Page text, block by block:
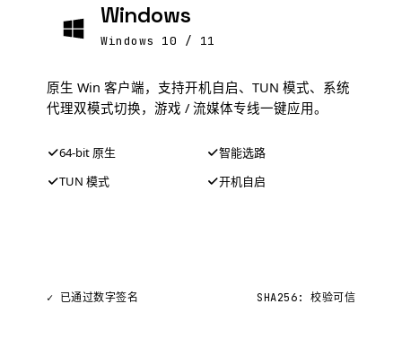
Windows
Windows 10 / 11
原生 Win 客户端，支持开机自启、TUN 模式、系统
代理双模式切换，游戏 / 流媒体专线一键应用。
64-bit 原生
智能选路
TUN 模式
开机自启
✓ 已通过数字签名 SHA256: 校验可信